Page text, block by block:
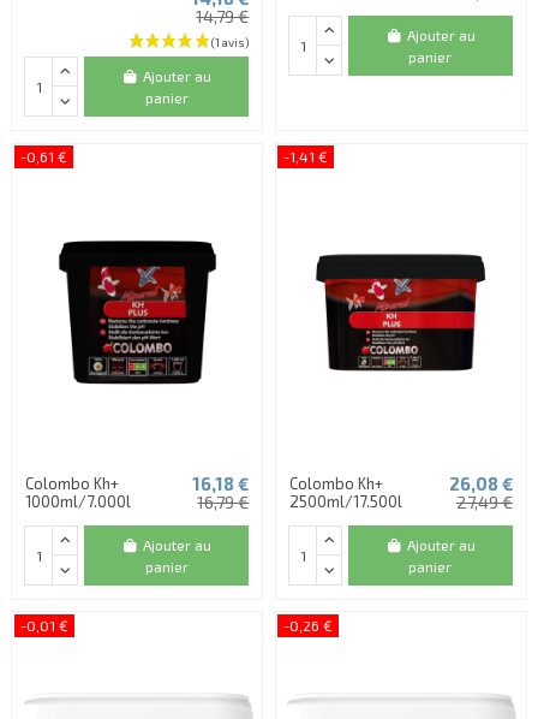
14,79 €
Ajouter au
panier
Ajouter au
panier
-0,61 €
Colombo Kh+
1000ml/7.000l
16,18 €
16,79 €
Ajouter au
panier
-1,41 €
Colombo Kh+
2500ml/17.500l
26,08 €
27,49 €
Ajouter au
panier
-0,01 € -0,26 €